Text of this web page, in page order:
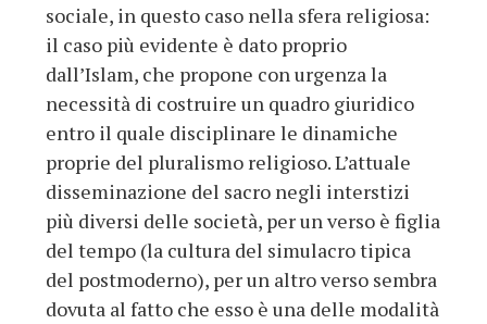
sociale, in questo caso nella sfera religiosa:
il caso più evidente è dato proprio
dall’Islam, che propone con urgenza la
necessità di costruire un quadro giuridico
entro il quale disciplinare le dinamiche
proprie del pluralismo religioso. L’attuale
disseminazione del sacro negli interstizi
più diversi delle società, per un verso è figlia
del tempo (la cultura del simulacro tipica
del postmoderno), per un altro verso sembra
dovuta al fatto che esso è una delle modalità